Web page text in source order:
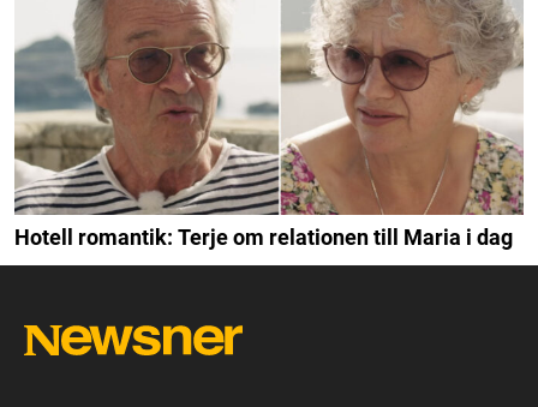
Hotell romantik: Terje om relationen till Maria i dag